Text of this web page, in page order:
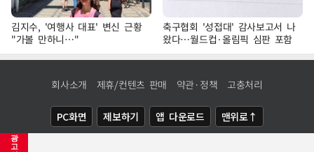
광
고
김지수, '여행사 대표' 변신 근황
"가볼 만하니…"
축구협회 '성접대' 감사보고서 나
왔다…월드컵·올림픽 심판 포함
회사소개 제휴/컨텐츠 판매 약관·정책 고충처리
PC화면 제보하기 앱 다운로드 맨위로↑